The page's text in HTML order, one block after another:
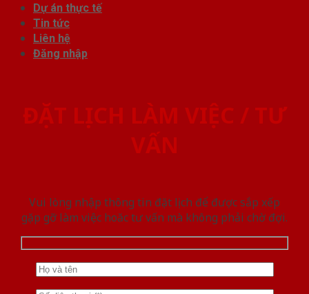
Dự án thực tế
Tin tức
Liên hệ
Đăng nhập
ĐẶT LỊCH LÀM VIỆC / TƯ
VẤN
Vui lòng nhập thông tin đặt lịch để được sắp xếp
gặp gỡ làm việc hoăc tư vấn mà không phải chờ đợi.